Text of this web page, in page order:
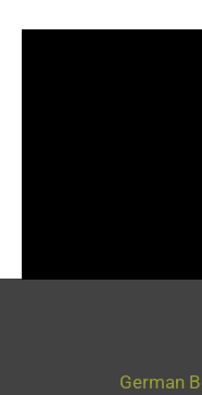
German